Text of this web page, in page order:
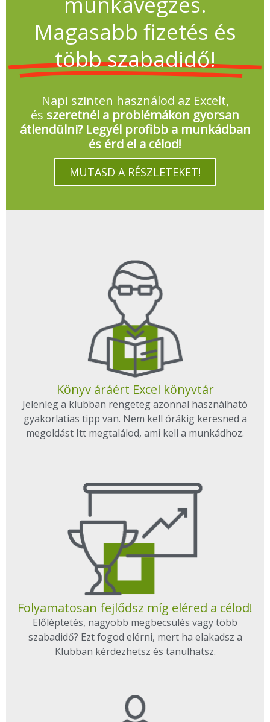
Magasabb fizetés és
több szabadidő!
Napi szinten használod az Excelt,
és szeretnél a problémákon gyorsan
átlendülni? Legyél profibb a munkádban
és érd el a célod!
MUTASD A RÉSZLETEKET!
Könyv áráért Excel könyvtár
Jelenleg a klubban rengeteg azonnal használható
gyakorlatias tipp van. Nem kell órákig keresned a
megoldást Itt megtalálod, ami kell a munkádhoz.
Folyamatosan fejlődsz míg eléred a célod!
Előléptetés, nagyobb megbecsülés vagy több
szabadidő? Ezt fogod elérni, mert ha elakadsz a
Klubban kérdezhetsz és tanulhatsz.